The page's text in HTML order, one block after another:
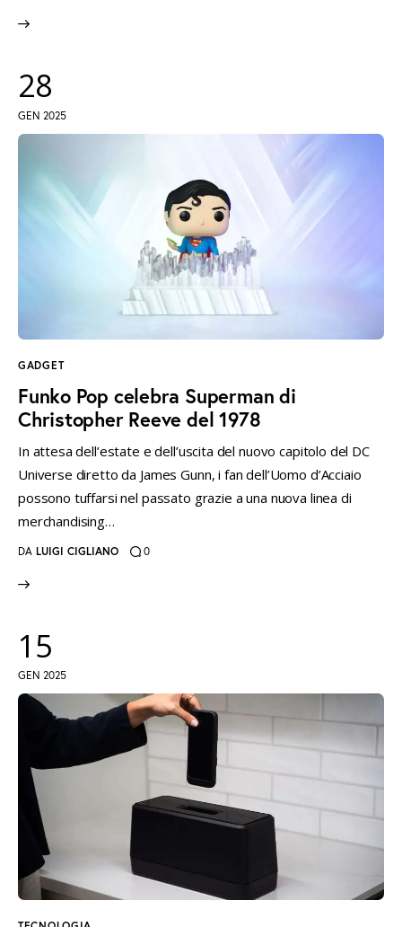
28
GEN 2025
GADGET
Funko Pop celebra Superman di
Christopher Reeve del 1978
In attesa dell’estate e dell’uscita del nuovo capitolo del DC
Universe diretto da James Gunn, i fan dell’Uomo d’Acciaio
possono tuffarsi nel passato grazie a una nuova linea di
merchandising…
DA LUIGI CIGLIANO 0
15
GEN 2025